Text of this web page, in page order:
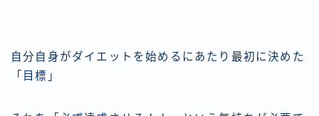
自分自身がダイエットを始めるにあたり最初に決めた
「目標」